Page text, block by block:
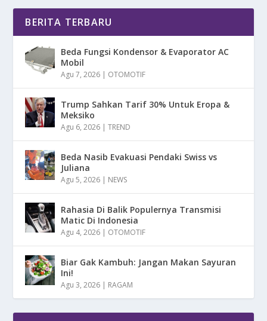
BERITA TERBARU
Beda Fungsi Kondensor & Evaporator AC
Mobil
Agu 7, 2026 | OTOMOTIF
Trump Sahkan Tarif 30% Untuk Eropa &
Meksiko
Agu 6, 2026 |TREND
Beda Nasib Evakuasi Pendaki Swiss vs
Juliana
Agu 5, 2026 | NEWS
Rahasia Di Balik Populernya Transmisi
Matic Di Indonesia
Agu 4, 2026 | OTOMOTIF
Biar Gak Kambuh: Jangan Makan Sayuran
Ini!
Agu 3, 2026 | RAGAM